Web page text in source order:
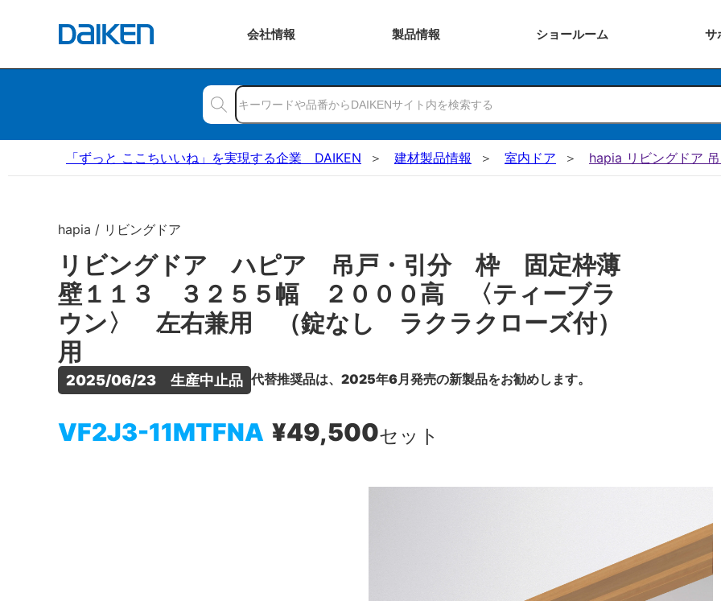
会社情報 製品情報 ショールーム サ
「ずっと ここちいいね」を実現する企業 DAIKEN 建材製品情報 室内ドア hapia リビングドア
hapia / リビングドア
リビングドア ハピア 吊戸・引分 枠 固定枠薄
壁１１３ ３２５５幅 ２０００高 〈ティーブラ
ウン〉 左右兼用 （錠なし ラクラクローズ付）
用
2025/06/23　生産中止品 代替推奨品は、2025年6月発売の新製品をお勧めします。
VF2J3-11MTFNA ¥49,500セット